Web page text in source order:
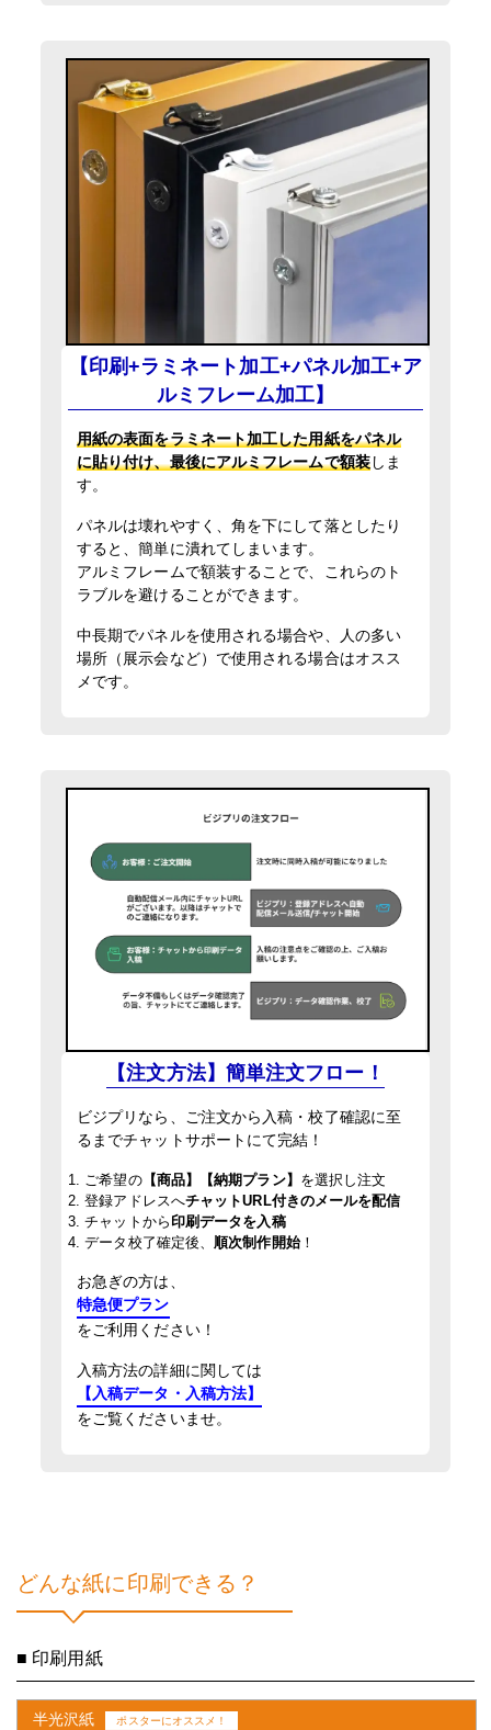
【印刷+ラミネート加工+パネル加工+ア
ルミフレーム加工】
用紙の表面をラミネート加工した用紙をパネル
に貼り付け、最後にアルミフレームで額装しま
す。
パネルは壊れやすく、角を下にして落としたり
すると、簡単に潰れてしまいます。
アルミフレームで額装することで、これらのト
ラブルを避けることができます。
中長期でパネルを使用される場合や、人の多い
場所（展示会など）で使用される場合はオスス
メです。
【注文方法】簡単注文フロー！
ビジプリなら、ご注文から入稿・校了確認に至
るまでチャットサポートにて完結！
1. ご希望の【商品】【納期プラン】 を選択し注文
2. 登録アドレスへチャットURL付きのメールを配信
3. チャットから 印刷データを入稿
4. データ校了確定後、順次制作開始！
お急ぎの方は、
特急便プラン
をご利用ください！
入稿方法の詳細に関しては
【入稿データ・入稿方法】
をご覧くださいませ。
どんな紙に印刷できる？
■ 印刷用紙
半光沢紙 ポスターにオススメ！